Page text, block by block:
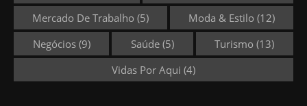
Mercado De Trabalho (5) Moda & Estilo (12)
Negócios(9) Saúde(5) Turismo (13)
Vidas Por Aqui (4)